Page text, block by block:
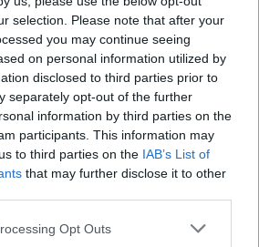
selection. Please note that after your
you may continue seeing
on personal information utilized by
disclosed to third parties prior to
separately opt-out of the further
information by third parties on the
participants. This information may
to third parties on the IAB’s List of
that may further disclose it to other
app uses one or more Google
Opt Outs
των
. Επιβεβαίωσε όμως ότι ο
μίλησε με «Κούρδους
της συζήτησης τη
οι ΗΠΑ στο βόρειο
22:30